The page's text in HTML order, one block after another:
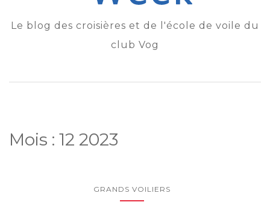
Le blog des croisières et de l'école de voile du
club Vog
Mois : 12 2023
GRANDS VOILIERS